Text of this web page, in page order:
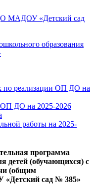
МАДОУ «Детский сад
образования
по реализации ОП ДО на
ОП ДО на 2025-2026
работы на 2025-
программа
детей (обучающихся) с
(общим
«Детский сад № 385»